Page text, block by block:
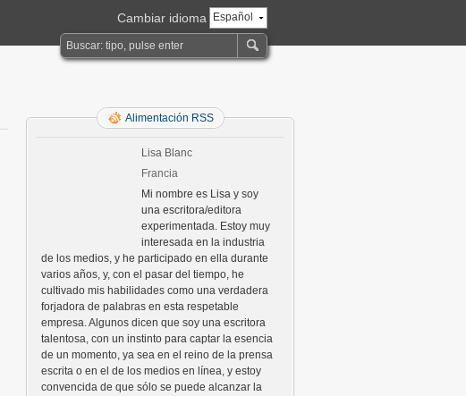
Español
Cambiar idioma
Alimentación RSS
Lisa Blanc
Francia
Mi nombre es Lisa y soy
una escritora/editora
experimentada. Estoy muy
interesada en la industria
de los medios, y he participado en ella durante
varios años, y, con el pasar del tiempo, he
cultivado mis habilidades como una verdadera
forjadora de palabras en esta respetable
empresa. Algunos dicen que soy una escritora
talentosa, con un instinto para captar la esencia
de un momento, ya sea en el reino de la prensa
escrita o en el de los medios en línea, y estoy
convencida de que sólo se puede alcanzar la